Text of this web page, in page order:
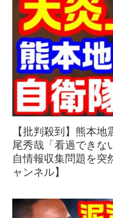
【批判殺到】熊本
尾秀哉「看過できな
自情報収集問題を突
ャンネル】